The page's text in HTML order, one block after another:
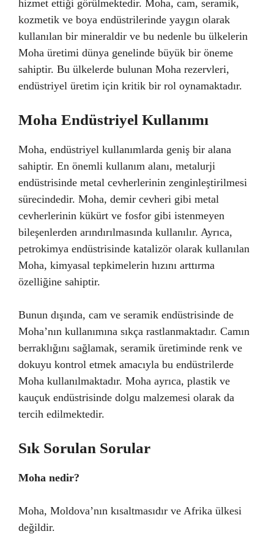
hizmet ettiği görülmektedir. Moha, cam, seramik,
kozmetik ve boya endüstrilerinde yaygın olarak
kullanılan bir mineraldir ve bu nedenle bu ülkelerin
Moha üretimi dünya genelinde büyük bir öneme
sahiptir. Bu ülkelerde bulunan Moha rezervleri,
endüstriyel üretim için kritik bir rol oynamaktadır.
Moha Endüstriyel Kullanımı
Moha, endüstriyel kullanımlarda geniş bir alana
sahiptir. En önemli kullanım alanı, metalurji
endüstrisinde metal cevherlerinin zenginleştirilmesi
sürecindedir. Moha, demir cevheri gibi metal
cevherlerinin kükürt ve fosfor gibi istenmeyen
bileşenlerden arındırılmasında kullanılır. Ayrıca,
petrokimya endüstrisinde katalizör olarak kullanılan
Moha, kimyasal tepkimelerin hızını arttırma
özelliğine sahiptir.
Bunun dışında, cam ve seramik endüstrisinde de
Moha’nın kullanımına sıkça rastlanmaktadır. Camın
berraklığını sağlamak, seramik üretiminde renk ve
dokuyu kontrol etmek amacıyla bu endüstrilerde
Moha kullanılmaktadır. Moha ayrıca, plastik ve
kauçuk endüstrisinde dolgu malzemesi olarak da
tercih edilmektedir.
Sık Sorulan Sorular
Moha nedir?
Moha, Moldova’nın kısaltmasıdır ve Afrika ülkesi
değildir.